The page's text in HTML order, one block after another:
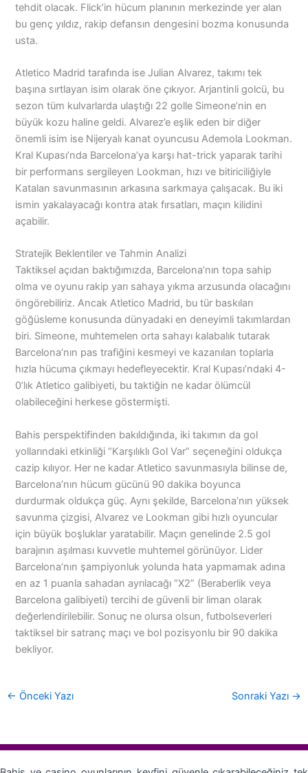
tehdit olacak. Flick’in hücum planının merkezinde yer alan
bu genç yıldız, rakip defansın dengesini bozma konusunda
usta.
Atletico Madrid tarafında ise Julian Alvarez, takımı tek
başına sırtlayan isim olarak öne çıkıyor. Arjantinli golcü, bu
sezon tüm kulvarlarda ulaştığı 22 golle Simeone’nin en
büyük kozu haline geldi. Alvarez’e eşlik eden bir diğer
önemli isim ise Nijeryalı kanat oyuncusu Ademola Lookman.
Kral Kupası’nda Barcelona’ya karşı hat-trick yaparak tarihi
bir performans sergileyen Lookman, hızı ve bitiriciliğiyle
Katalan savunmasının arkasına sarkmaya çalışacak. Bu iki
ismin yakalayacağı kontra atak fırsatları, maçın kilidini
açabilir.
Stratejik Beklentiler ve Tahmin Analizi
Taktiksel açıdan baktığımızda, Barcelona’nın topa sahip
olma ve oyunu rakip yarı sahaya yıkma arzusunda olacağını
öngörebiliriz. Ancak Atletico Madrid, bu tür baskıları
göğüsleme konusunda dünyadaki en deneyimli takımlardan
biri. Simeone, muhtemelen orta sahayı kalabalık tutarak
Barcelona’nın pas trafiğini kesmeyi ve kazanılan toplarla
hızla hücuma çıkmayı hedefleyecektir. Kral Kupası’ndaki 4-
0’lık Atletico galibiyeti, bu taktiğin ne kadar ölümcül
olabileceğini herkese göstermişti.
Bahis perspektifinden bakıldığında, iki takımın da gol
yollarındaki etkinliği “Karşılıklı Gol Var” seçeneğini oldukça
cazip kılıyor. Her ne kadar Atletico savunmasıyla bilinse de,
Barcelona’nın hücum gücünü 90 dakika boyunca
durdurmak oldukça güç. Aynı şekilde, Barcelona’nın yüksek
savunma çizgisi, Alvarez ve Lookman gibi hızlı oyuncular
için büyük boşluklar yaratabilir. Maçın genelinde 2.5 gol
barajının aşılması kuvvetle muhtemel görünüyor. Lider
Barcelona’nın şampiyonluk yolunda hata yapmamak adına
en az 1 puanla sahadan ayrılacağı “X2” (Beraberlik veya
Barcelona galibiyeti) tercihi de güvenli bir liman olarak
değerlendirilebilir. Sonuç ne olursa olsun, futbolseverleri
taktiksel bir satranç maçı ve bol pozisyonlu bir 90 dakika
bekliyor.
← Önceki Yazı Sonraki Yazı →